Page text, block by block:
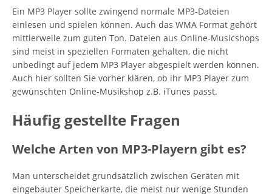
Ein MP3 Player sollte zwingend normale MP3-Dateien
einlesen und spielen können. Auch das WMA Format gehört
mittlerweile zum guten Ton. Dateien aus Online-Musicshops
sind meist in speziellen Formaten gehalten, die nicht
unbedingt auf jedem MP3 Player abgespielt werden können.
Auch hier sollten Sie vorher klären, ob ihr MP3 Player zum
gewünschten Online-Musikshop z.B. iTunes passt.
Häufig gestellte Fragen
Welche Arten von MP3-Playern gibt es?
Man unterscheidet grundsätzlich zwischen Geräten mit
eingebauter Speicherkarte, die meist nur wenige Stunden